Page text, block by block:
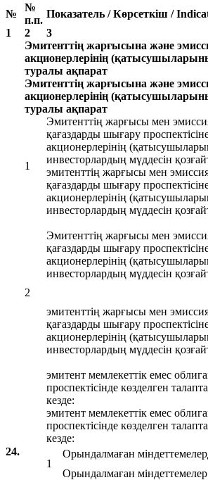
№
№
п.п.
Показатель / Көрсеткіш /
1
2 3
24.
Эмитенттің жарғысына және
акционерлерінің
туралы ақпарат
Эмитенттің жарғысына және
акционерлерінің
туралы ақпарат
1
Эмитенттің жарғысы мен
қағаздарды шығару
акционерлерінің
инвесторлардың мүддесін
эмитенттің жарғысы мен
қағаздарды шығару
акционерлерінің
инвесторлардың мүддесін
2
Эмитенттің жарғысы мен
қағаздарды шығару
акционерлерінің
инвесторлардың мүддесін
эмитенттің жарғысы мен
қағаздарды шығару
акционерлерінің
инвесторлардың мүддесін
эмитент мемлекеттік емес
проспектісінде көзделген
кезде:
эмитент мемлекеттік емес
проспектісінде көзделген
кезде:
1
Орындалмаған
Орындалмаған